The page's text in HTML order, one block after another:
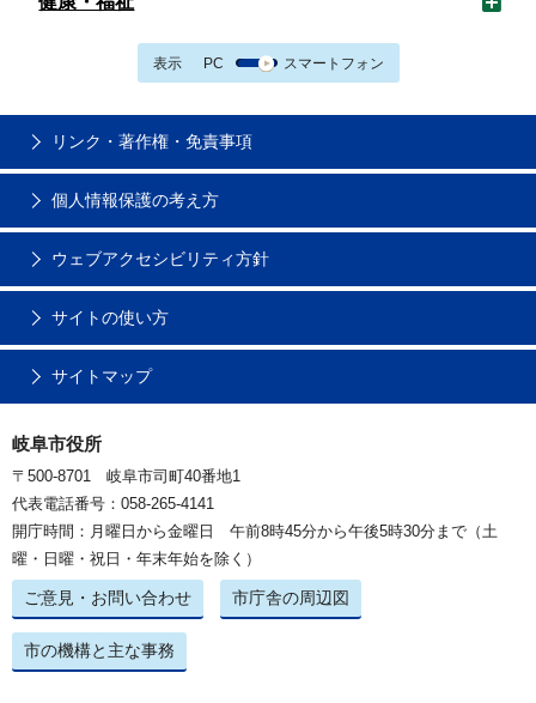
表示 PC スマートフォン
リンク・著作権・免責事項
個人情報保護の考え方
ウェブアクセシビリティ方針
サイトの使い方
サイトマップ
岐阜市役所
〒500-8701 岐阜市司町40番地1
代表電話番号：058-265-4141
開庁時間：月曜日から金曜日 午前8時45分から午後5時30分まで（土
曜・日曜・祝日・年末年始を除く）
ご意見・お問い合わせ 市庁舎の周辺図
市の機構と主な事務